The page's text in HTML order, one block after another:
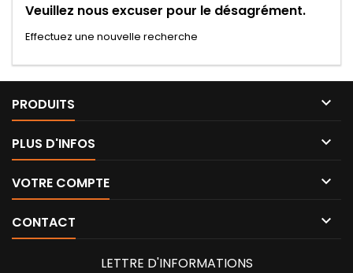
Veuillez nous excuser pour le désagrément.
Effectuez une nouvelle recherche
PRODUITS 
PLUS D'INFOS 
VOTRE COMPTE 
CONTACT 
LETTRE D'INFORMATIONS